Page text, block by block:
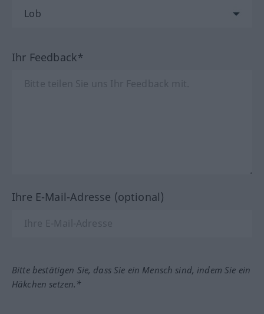
Ihr Feedback*
Ihre E-Mail-Adresse (optional)
Bitte bestätigen Sie, dass Sie ein Mensch sind, indem Sie ein
Häkchen setzen.*